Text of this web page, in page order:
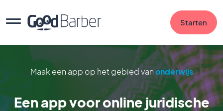
Starten
Maak een app op het gebied vanonderwijs
Een app voor online juridische